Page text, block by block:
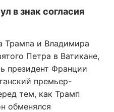
в знак согласия
Трампа и Владимира
Петра в Ватикане,
президент Франции
премьер-
тем, как Трамп
обменялся